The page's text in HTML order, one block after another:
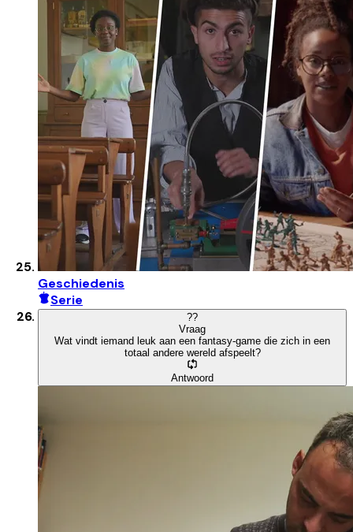
Geschiedenis
Serie
??
Vraag
Wat vindt iemand leuk aan een fantasy-game die zich in een
totaal andere wereld afspeelt?
Antwoord